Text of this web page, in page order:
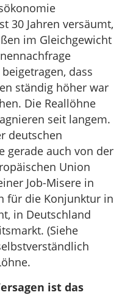
30 Jahren versäumt,
im Gleichgewicht
dass
ständig höher war
Die Reallöhne
seit langem.
deutschen
gerade auch von der
Union
Job-Misere in
für die Konjunktur in
in Deutschland
(Siehe
ist das